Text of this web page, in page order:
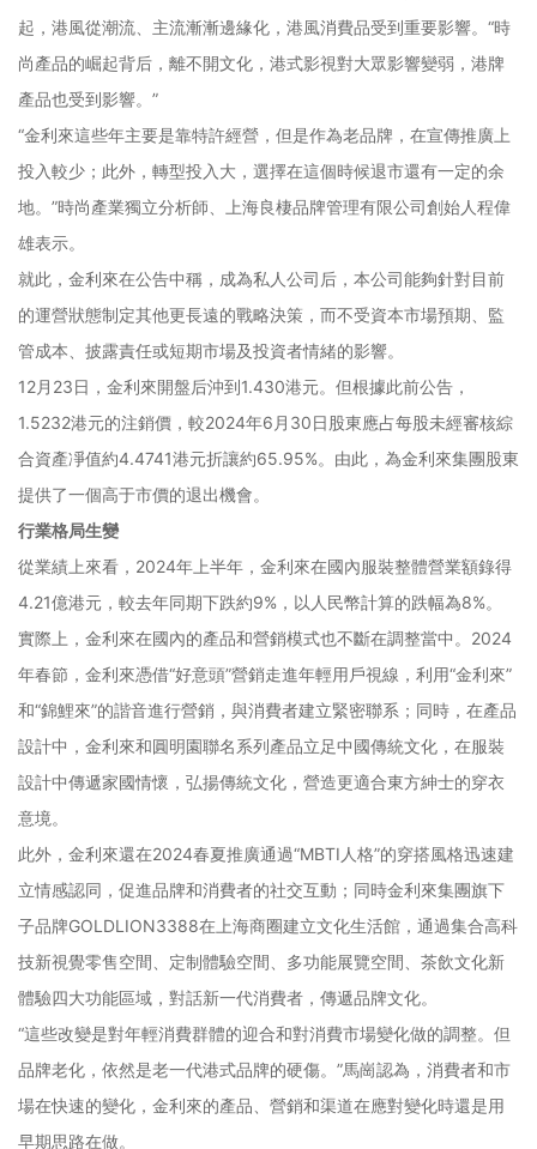
起，港風從潮流、主流漸漸邊緣化，港風消費品受到重要影響。“時
尚產品的崛起背后，離不開文化，港式影視對大眾影響變弱，港牌
產品也受到影響。”
“金利來這些年主要是靠特許經營，但是作為老品牌，在宣傳推廣上
投入較少；此外，轉型投入大，選擇在這個時候退市還有一定的余
地。”時尚產業獨立分析師、上海良棲品牌管理有限公司創始人程偉
雄表示。
就此，金利來在公告中稱，成為私人公司后，本公司能夠針對目前
的運營狀態制定其他更長遠的戰略決策，而不受資本市場預期、監
管成本、披露責任或短期市場及投資者情緒的影響。
12月23日，金利來開盤后沖到1.430港元。但根據此前公告，
1.5232港元的注銷價，較2024年6月30日股東應占每股未經審核綜
合資產凈值約4.4741港元折讓約65.95%。由此，為金利來集團股東
提供了一個高于市價的退出機會。
行業格局生變
從業績上來看，2024年上半年，金利來在國內服裝整體營業額錄得
4.21億港元，較去年同期下跌約9%，以人民幣計算的跌幅為8%。
實際上，金利來在國內的產品和營銷模式也不斷在調整當中。2024
年春節，金利來憑借“好意頭”營銷走進年輕用戶視線，利用“金利來”
和“錦鯉來”的諧音進行營銷，與消費者建立緊密聯系；同時，在產品
設計中，金利來和圓明園聯名系列產品立足中國傳統文化，在服裝
設計中傳遞家國情懷，弘揚傳統文化，營造更適合東方紳士的穿衣
意境。
此外，金利來還在2024春夏推廣通過“MBTI人格”的穿搭風格迅速建
立情感認同，促進品牌和消費者的社交互動；同時金利來集團旗下
子品牌GOLDLION3388在上海商圈建立文化生活館，通過集合高科
技新視覺零售空間、定制體驗空間、多功能展覽空間、茶飲文化新
體驗四大功能區域，對話新一代消費者，傳遞品牌文化。
“這些改變是對年輕消費群體的迎合和對消費市場變化做的調整。但
品牌老化，依然是老一代港式品牌的硬傷。”馬崗認為，消費者和市
場在快速的變化，金利來的產品、營銷和渠道在應對變化時還是用
早期思路在做。